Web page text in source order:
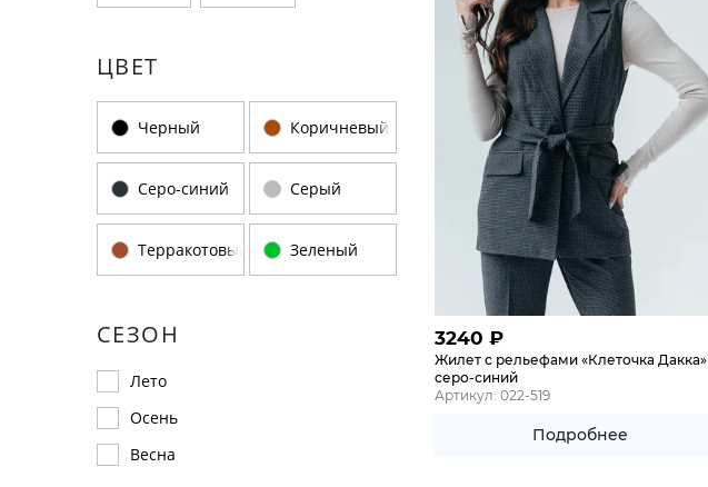
ЦВЕТ
Черный Коричневый
Серо-синий Серый
Терракотовый Зеленый
СЕЗОН
Лето
Осень
Весна
3240 ₽
Жилет с рельефами «Клеточка Дакка»
серо-синий
Артикул: 022-519
Подробнее